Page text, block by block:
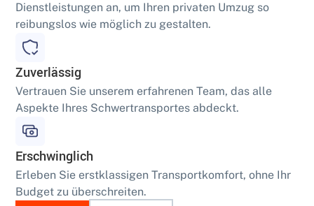
Dienstleistungen an, um Ihren privaten Umzug so
reibungslos wie möglich zu gestalten.
Zuverlässig
Vertrauen Sie unserem erfahrenen Team, das alle
Aspekte Ihres Schwertransportes abdeckt.
Erschwinglich
Erleben Sie erstklassigen Transportkomfort, ohne Ihr
Budget zu überschreiten.